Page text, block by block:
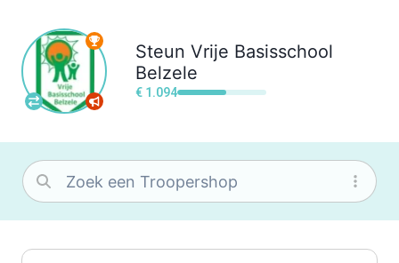
Steun Vrije Basisschool
Belzele
€ 1.094